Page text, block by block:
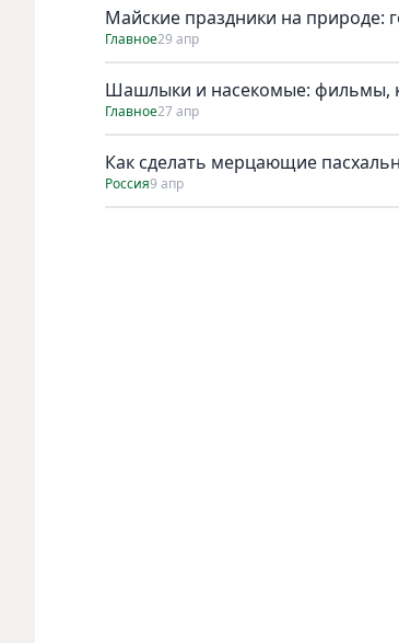
Майские праздники на природе:
Главное29 апр
Шашлыки и насекомые: фильмы,
Главное27 апр
Как сделать мерцающие
Россия9 апр